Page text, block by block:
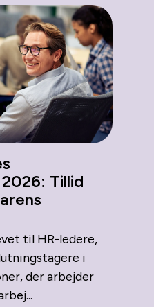
Tillid
til HR-ledere,
i
der arbejder